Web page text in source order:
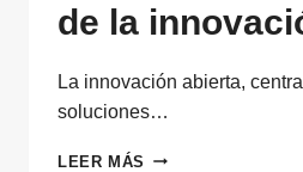
de la
La innovación abierta,
soluciones…
LEER MÁS LA